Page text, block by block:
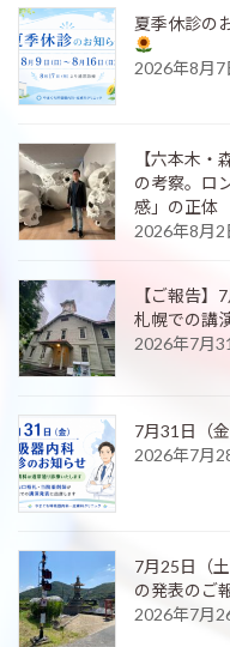
夏季休診の
2026年8月7
【六本木
の考察。ロ
感」の正体
2026年8月2
【ご報告】
札幌での講
2026年7月
7月31日（
2026年7月
7月25日（
の発表のご
2026年7月